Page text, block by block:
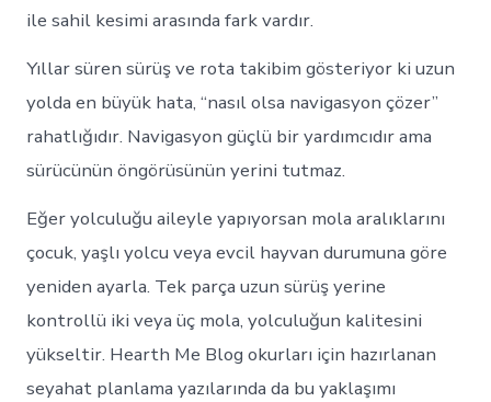
ile sahil kesimi arasında fark vardır.
Yıllar süren sürüş ve rota takibim gösteriyor ki uzun
yolda en büyük hata, “nasıl olsa navigasyon çözer”
rahatlığıdır. Navigasyon güçlü bir yardımcıdır ama
sürücünün öngörüsünün yerini tutmaz.
Eğer yolculuğu aileyle yapıyorsan mola aralıklarını
çocuk, yaşlı yolcu veya evcil hayvan durumuna göre
yeniden ayarla. Tek parça uzun sürüş yerine
kontrollü iki veya üç mola, yolculuğun kalitesini
yükseltir. Hearth Me Blog okurları için hazırlanan
seyahat planlama yazılarında da bu yaklaşımı